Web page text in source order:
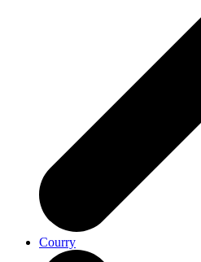
Courry